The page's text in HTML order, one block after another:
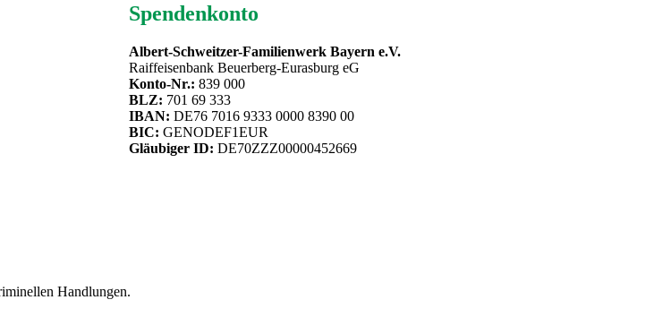
Spendenkonto
Albert-Schweitzer-Familienwerk Bayern e.V.
Raiffeisenbank Beuerberg-Eurasburg eG
Konto-Nr.: 839 000
BLZ: 701 69 333
IBAN: DE76 7016 9333 0000 8390 00
BIC: GENODEF1EUR
Gläubiger ID: DE70ZZZ00000452669
Handlungen.